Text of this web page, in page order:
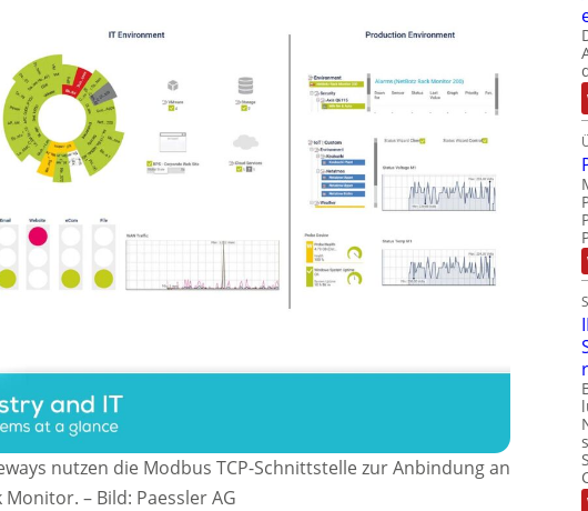
nutzen die Modbus TCP-Schnittstelle zur Anbindung an
Monitor.– Bild: Paessler AG